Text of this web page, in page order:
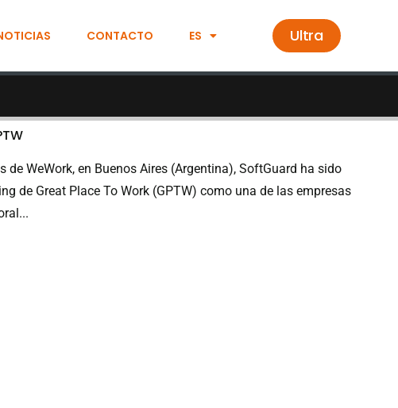
CONTACTO ES Ultra
de WeWork, en Buenos Aires (Argentina), SoftGuard ha sido
de Great Place To Work (GPTW) como una de las empresas